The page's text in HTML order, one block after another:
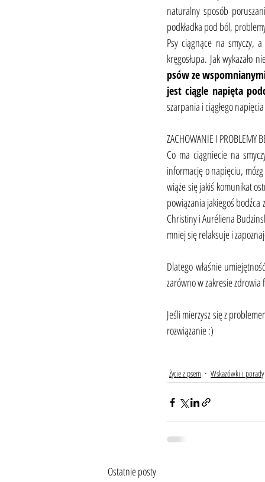
naturalny sposób
podkładka pod ból,
Psy ciągnące na smyczy,
kręgosłupa. Jak wykazało
psów ze
jest ciągle napięta
szarpania i ciągłego
ZACHOWANIE I PROBLEMY
Co ma ciągniecie na
informację o napięciu,
wiąże się jakiś komunikat
powiązania jakiegoś
Christiny i Auréliena
mniej się relaksuje i
Dlatego właśnie
zarówno w zakresie zdrowia
Jeśli mierzysz się z
rozwiązanie :)
Życie z psem
Wskazówki i porady
Ostatnie posty